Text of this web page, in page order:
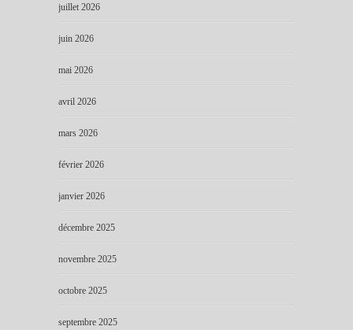
juillet 2026
juin 2026
mai 2026
avril 2026
mars 2026
février 2026
janvier 2026
décembre 2025
novembre 2025
octobre 2025
septembre 2025